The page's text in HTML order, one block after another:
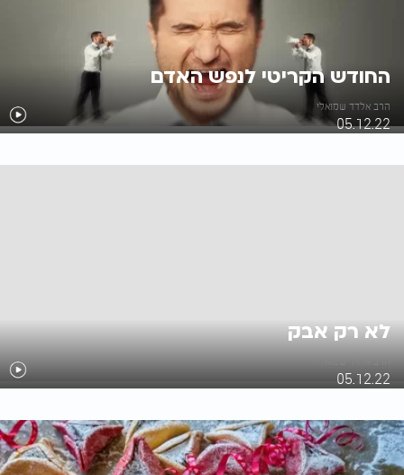
החודש הקריטי לנפש האדם
הרב אלדד שמואלי
05.12.22
לא רק אבק
05.12.22